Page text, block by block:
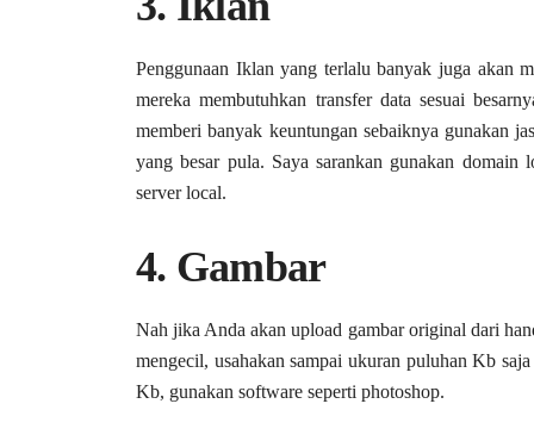
Penggunaan Iklan yang terlalu banyak juga akan
mereka membutuhkan transfer data sesuai
memberi banyak keuntungan sebaiknya gunakan
yang besar pula. Saya sarankan gunakan domain
server local.
4. Gambar
Nah jika Anda akan upload gambar original dari
mengecil, usahakan sampai ukuran puluhan Kb
Kb, gunakan software seperti photoshop.